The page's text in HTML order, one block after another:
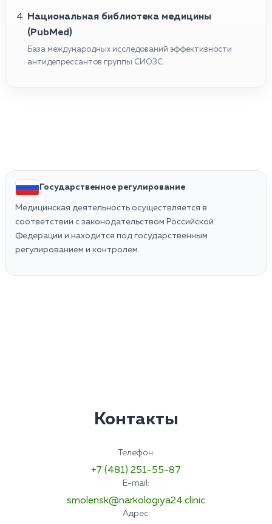
Национальная библиотека медицины
(PubMed)
База международных исследований эффективности
антидепрессантов группы СИОЗС.
Государственное регулирование
Медицинская деятельность осуществляется в
соответствии с законодательством Российской
Федерации и находится под государственным
регулированием и контролем.
Контакты
Телефон:
+7 (481) 251-55-87
E-mail:
smolensk@narkologiya24.clinic
Адрес: